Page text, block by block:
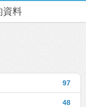
資料
97
48